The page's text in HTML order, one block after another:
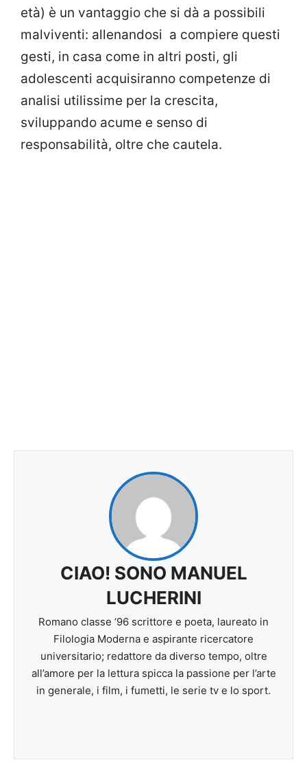
età) è un vantaggio che si dà a possibili
malviventi: allenandosi a compiere questi
gesti, in casa come in altri posti, gli
adolescenti acquisiranno competenze di
analisi utilissime per la crescita,
sviluppando acume e senso di
responsabilità, oltre che cautela.
CIAO! SONO MANUEL
LUCHERINI
Romano classe ’96 scrittore e poeta, laureato in
Filologia Moderna e aspirante ricercatore
universitario; redattore da diverso tempo, oltre
all’amore per la lettura spicca la passione per l’arte
in generale, i film, i fumetti, le serie tv e lo sport.